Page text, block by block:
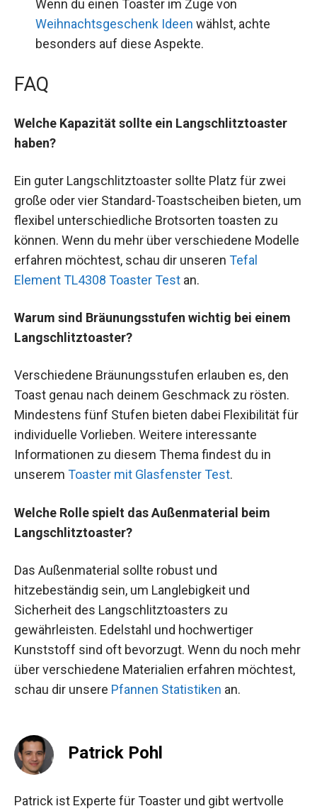
Wenn du einen Toaster im Zuge von
Weihnachtsgeschenk Ideen wählst, achte
besonders auf diese Aspekte.
FAQ
Welche Kapazität sollte ein Langschlitztoaster
haben?
Ein guter Langschlitztoaster sollte Platz für zwei
große oder vier Standard-Toastscheiben bieten, um
flexibel unterschiedliche Brotsorten toasten zu
können. Wenn du mehr über verschiedene Modelle
erfahren möchtest, schau dir unseren Tefal
Element TL4308 Toaster Test an.
Warum sind Bräunungsstufen wichtig bei einem
Langschlitztoaster?
Verschiedene Bräunungsstufen erlauben es, den
Toast genau nach deinem Geschmack zu rösten.
Mindestens fünf Stufen bieten dabei Flexibilität für
individuelle Vorlieben. Weitere interessante
Informationen zu diesem Thema findest du in
unserem Toaster mit Glasfenster Test.
Welche Rolle spielt das Außenmaterial beim
Langschlitztoaster?
Das Außenmaterial sollte robust und
hitzebeständig sein, um Langlebigkeit und
Sicherheit des Langschlitztoasters zu
gewährleisten. Edelstahl und hochwertiger
Kunststoff sind oft bevorzugt. Wenn du noch mehr
über verschiedene Materialien erfahren möchtest,
schau dir unsere Pfannen Statistiken an.
Patrick Pohl
Patrick ist Experte für Toaster und gibt wertvolle